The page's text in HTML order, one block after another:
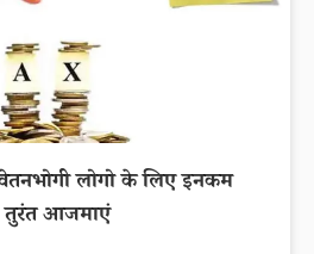
लोगो के लिए इनकम
तुरंत आजमाएं